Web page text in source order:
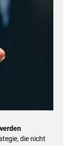
die nicht